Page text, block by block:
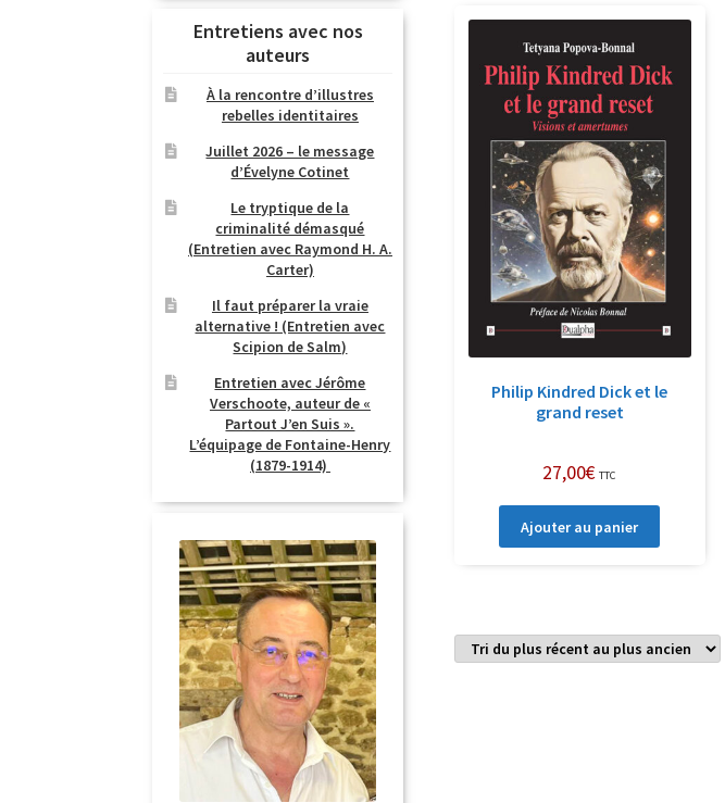
Philip Kindred Dick et le
grand reset
27,00€ TTC
Ajouter au panier
Entretiens avec nos
auteurs
À la rencontre d’illustres
rebelles identitaires
Juillet 2026 – le message
d’Évelyne Cotinet
Le tryptique de la
criminalité démasqué
(Entretien avec Raymond H. A.
Carter)
Il faut préparer la vraie
alternative ! (Entretien avec
Scipion de Salm)
Entretien avec Jérôme
Verschoote, auteur de «
Partout J’en Suis ».
L’équipage de Fontaine-Henry
(1879-1914)